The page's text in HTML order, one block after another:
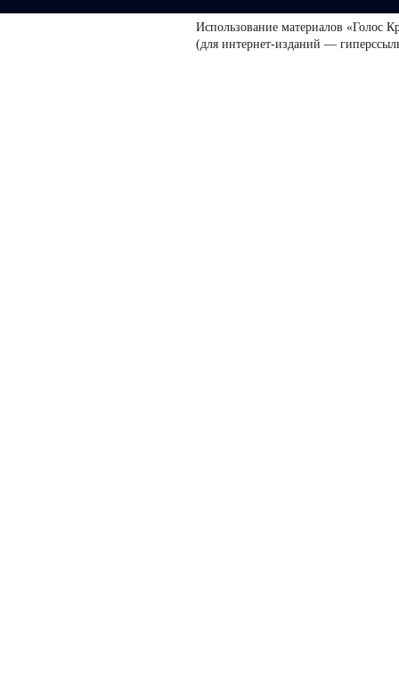
Использование материалов «Голос
(для интернет-изданий —